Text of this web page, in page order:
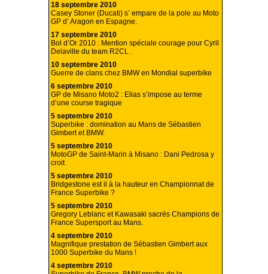
18 septembre 2010
Casey Stoner (Ducati) s’ empare de la pole au Moto
GP d’ Aragon en Espagne.
17 septembre 2010
Bol d’Or 2010 : Mention spéciale courage pour Cyril
Delaville du team R2CL .
10 septembre 2010
Guerre de clans chez BMW en Mondial superbike
6 septembre 2010
GP de Misano Moto2 : Elias s’impose au terme
d’une course tragique
5 septembre 2010
Superbike : domination au Mans de Sébastien
Gimbert et BMW.
5 septembre 2010
MotoGP de Saint-Marin à Misano : Dani Pedrosa y
croit
5 septembre 2010
Bridgestone est il à la hauteur en Championnat de
France Superbike ?
5 septembre 2010
Gregory Leblanc et Kawasaki sacrés Champions de
France Supersport au Mans.
4 septembre 2010
Magnifique prestation de Sébastien Gimbert aux
1000 Superbike du Mans !
4 septembre 2010